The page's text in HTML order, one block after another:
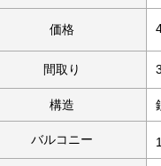
価格
間取り
構造
バルコニー